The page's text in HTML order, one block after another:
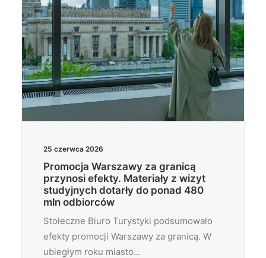
25 czerwca 2026
Promocja Warszawy za granicą
przynosi efekty. Materiały z wizyt
studyjnych dotarły do ponad 480
mln odbiorców
Stołeczne Biuro Turystyki podsumowało
efekty promocji Warszawy za granicą. W
ubiegłym roku miasto…